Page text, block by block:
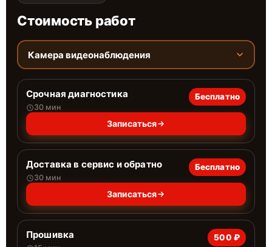
Стоимость работ
Камера видеонаблюдения
Срочная диагностика
30 мин
Бесплатно
Записаться
Доставка в сервис и обратно
30 мин
Бесплатно
Записаться
Прошивка 500 ₽